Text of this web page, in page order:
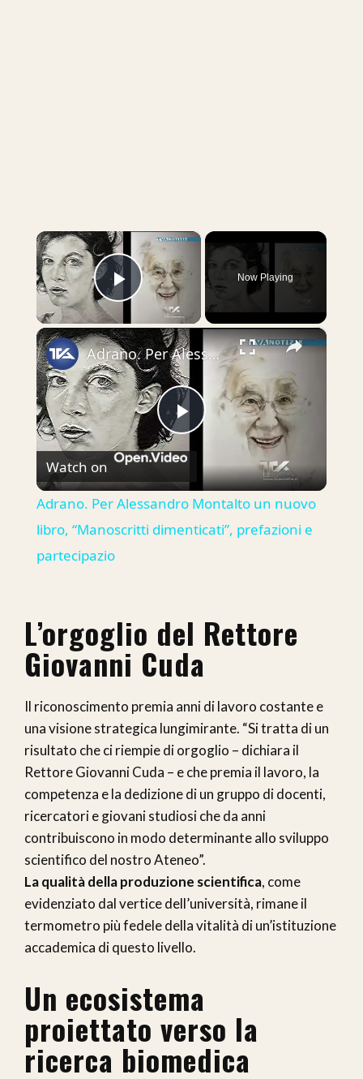
×
Play Video
Now Playing
×
Play
Video
Adrano. Per Alessandro Montalto un nuovo libro, “Manoscritti dimenticati”, prefazioni e partecipazio
Watch on
Adrano. Per Alessandro Montalto un nuovo
libro, “Manoscritti dimenticati”, prefazioni e
partecipazio
L’orgoglio del Rettore
Giovanni Cuda
Il riconoscimento premia anni di lavoro costante e
una visione strategica lungimirante. “Si tratta di un
risultato che ci riempie di orgoglio – dichiara il
Rettore Giovanni Cuda – e che premia il lavoro, la
competenza e la dedizione di un gruppo di docenti,
ricercatori e giovani studiosi che da anni
contribuiscono in modo determinante allo sviluppo
scientifico del nostro Ateneo”.
La qualità della produzione scientifica, come
evidenziato dal vertice dell’università, rimane il
termometro più fedele della vitalità di un’istituzione
accademica di questo livello.
Un ecosistema
proiettato verso la
ricerca biomedica